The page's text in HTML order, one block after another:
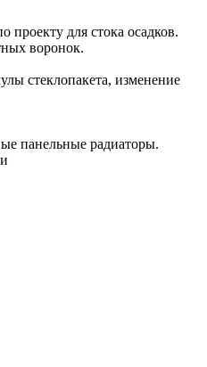
проекту для стока осадков.
воронок.
стеклопакета, изменение
панельные радиаторы.